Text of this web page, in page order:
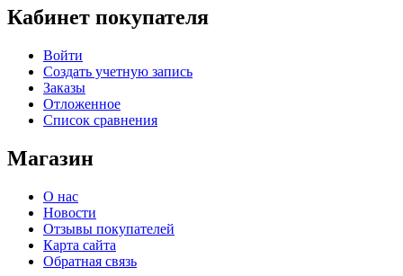
Кабинет покупателя
Войти
Создать учетную запись
Заказы
Отложенное
Список сравнения
Магазин
О нас
Новости
Отзывы покупателей
Карта сайта
Обратная связь